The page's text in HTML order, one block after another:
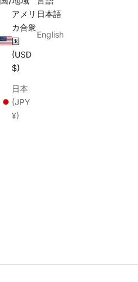
アメリ
カ合衆
国
(USD
$)
日本
(JPY
¥)
日本語
English